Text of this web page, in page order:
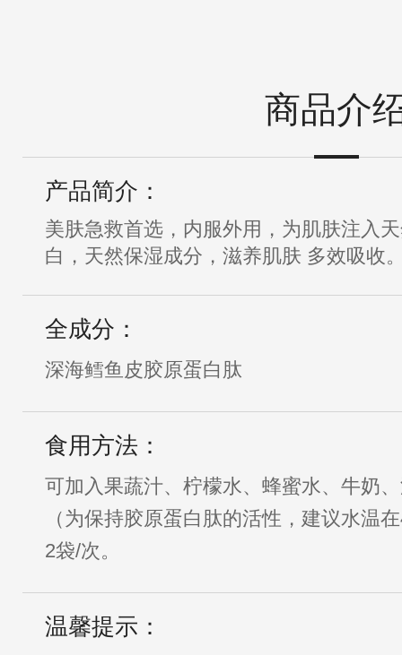
商品介
产品简介：
美肤急救首选，内服外用，为肌肤注入
白，天然保湿成分，滋养肌肤 多效吸收
全成分：
深海鳕鱼皮胶原蛋白肽
食用方法：
可加入果蔬汁、柠檬水、蜂蜜水、牛奶
（为保持胶原蛋白肽的活性，建议水温
2袋/次。
温馨提示：